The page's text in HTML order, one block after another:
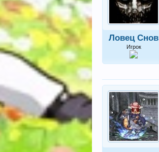
Ловец Снов
Игрок